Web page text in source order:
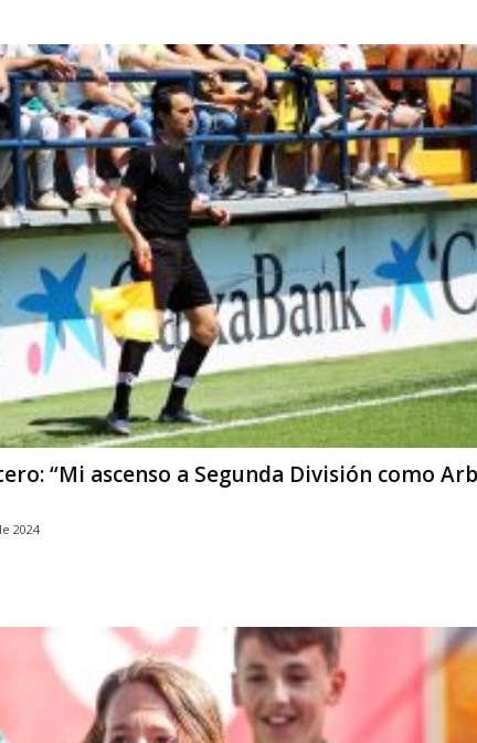
“Mi ascenso a Segunda División como
2024